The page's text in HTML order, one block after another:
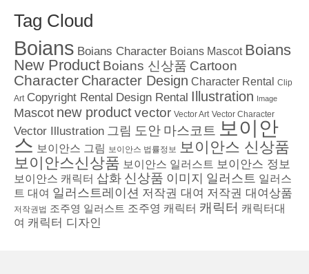
Tag Cloud
Boians Boians Character Boians Mascot Boians
New Product Boians 신상품 Cartoon
Character Character Design Character Rental
Clip
Art Copyright Rental Design Rental Illustration Image
Mascot new productvector Vector Art Vector Character
Vector Illustration 그림 도안 마스코트 보이안
스 보이안스 그림 보이안스 법률정보 보이안스 신상품
보이안스신상품 보이안스 일러스트 보이안스 정보
보이안스 캐릭터 삽화 신상품 이미지 일러스트 일러스
트 대여 일러스트레이션 저작권 대여 저작권 대여상품
저작권법 조주영 일러스트 조주영 캐릭터 캐릭터 캐릭터대
여 캐릭터 디자인